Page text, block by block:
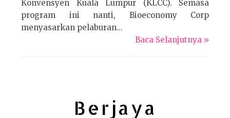
Konvensyen Kuala Lumpur (KLCC). Semasa
program ini nanti, Bioeconomy Corp
menyasarkan pelaburan...
Baca Selanjutnya »
Berjaya